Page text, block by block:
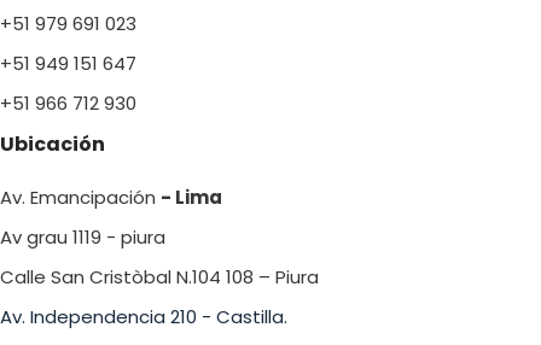
+51 979 691 023
+51 949 151 647
+51 966 712 930
Ubicación
Av. Emancipación - Lima
Av grau 1119 - piura
Calle San Cristòbal N.104 108 – Piura
Av. Independencia 210 - Castilla.